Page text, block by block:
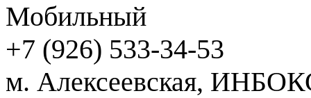
Мобильный
+7 (926) 533-34-53
м. Алексеевская,